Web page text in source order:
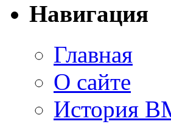
Навигация
Главная
О сайте
История